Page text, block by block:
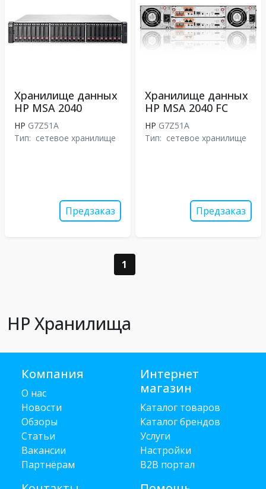
Хранилище данных
HP MSA 2040
HP G7Z51A
Тип: сетевое хранилище
Предзаказ
Хранилище данных
HP MSA 2040 FC
HP G7Z51A
Тип: сетевое хранилище
Предзаказ
1
HP Хранилища
Компания
О нас
Новости
Обзоры
Статьи
Вакансии
Партнёрам
Интернет
магазин
Каталог товаров
Каталог брендов
Услуги
Настройки
B2B портал